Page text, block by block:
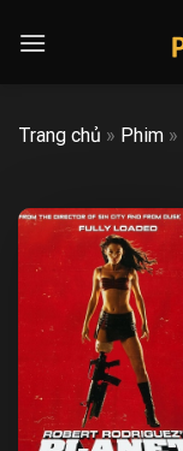
Trang chủ » Phim »